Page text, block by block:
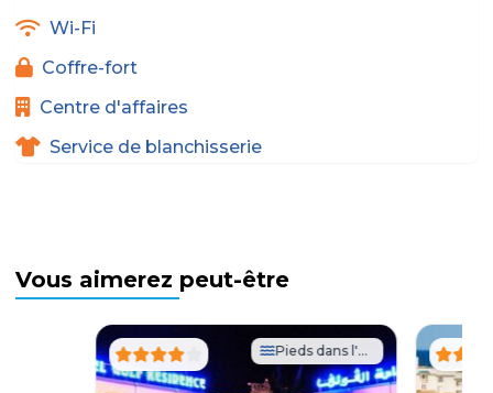
Wi-Fi
Coffre-fort
Centre d'affaires
Service de blanchisserie
Vous aimerez peut-être
Pieds dans l'eau